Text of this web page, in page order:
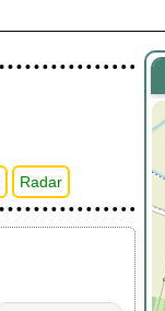
Radar